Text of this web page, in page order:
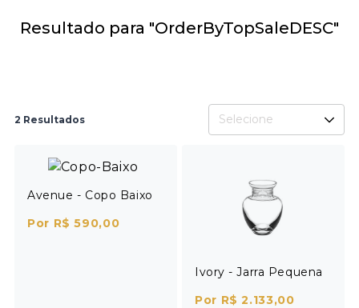
Resultado para "OrderByTopSaleDESC"
2 Resultados Selecione
Avenue - Copo Baixo
Por R$ 590,00
Ivory - Jarra Pequena
Por R$ 2.133,00